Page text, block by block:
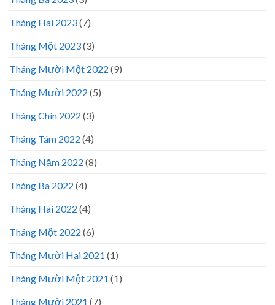
Tháng Hai 2023(7)
Tháng Một 2023(3)
Tháng Mười Một 2022 (9)
Tháng Mười 2022 (5)
Tháng Chín 2022 (3)
Tháng Tám 2022 (4)
Tháng Năm 2022 (8)
Tháng Ba 2022 (4)
Tháng Hai 2022 (4)
Tháng Một 2022 (6)
Tháng Mười Hai 2021 (1)
Tháng Mười Một 2021 (1)
Tháng Mười 2021 (7)